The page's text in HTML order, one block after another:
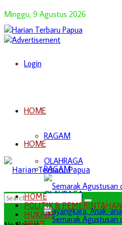
Minggu, 9 Agustus 2026
Login
HOME
RAGAM
OLAHRAGA
HOME
RAGAM
OLAHRAGA
HOME
POLITIK & PEMERINTAHAN
HUKRIM